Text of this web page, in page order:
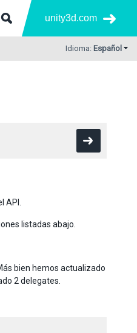
unity3d.com
Idioma: Español
listadas abajo.
bien hemos actualizado
2 delegates.